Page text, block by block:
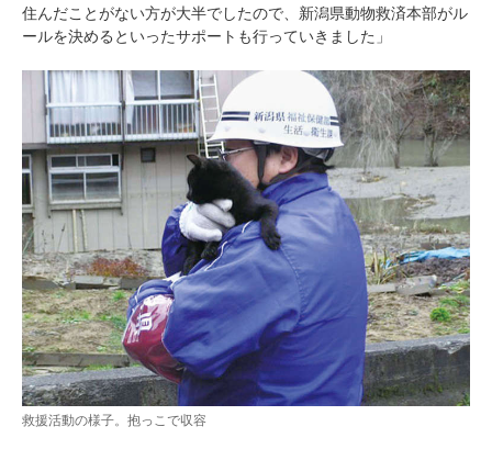
住んだことがない方が大半でしたので、新潟県動物救済本部がル
ールを決めるといったサポートも行っていきました」
救援活動の様子。抱っこで収容
pecodogs
いぬ部をフォロー
pecocats
ねこ部をフォロー
アプリをダウンロードする